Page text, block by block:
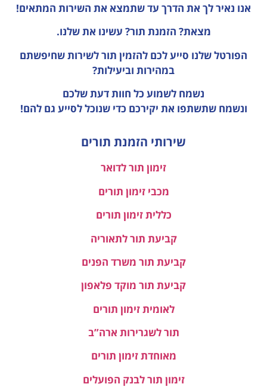
אנו נאיר לך את הדרך עד שתמצא את השירות המתאים!
מצאת? הזמנת תור? עשינו את שלנו.
הפורטל שלנו סייע לכם להזמין תור לשירות שחיפשתם
במהירות וביעילות?
נשמח לשמוע כל חוות דעתשלכם
ונשמח שתשתפו את יקירכם כדי שנוכל לסייע גם להם!
שירותי הזמנת תורים
זימון תור לדואר
מכבי זימון תורים
כללית זימון תורים
קביעת תור לתאוריה
קביעת תור משרד הפנים
קביעת תור מוקד פלאפון
לאומית זימון תורים
תור לשגרירות ארה”ב
מאוחדת זימון תורים
זימון תור לבנק הפועלים